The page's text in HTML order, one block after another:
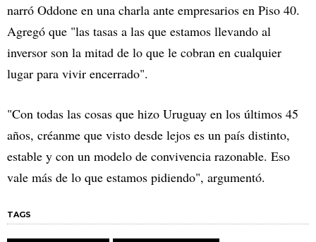
narró Oddone en una charla ante empresarios en Piso 40.
Agregó que "las tasas a las que estamos llevando al
inversor son la mitad de lo que le cobran en cualquier
lugar para vivir encerrado".
"Con todas las cosas que hizo Uruguay en los últimos 45
años, créanme que visto desde lejos es un país distinto,
estable y con un modelo de convivencia razonable. Eso
vale más de lo que estamos pidiendo", argumentó.
TAGS